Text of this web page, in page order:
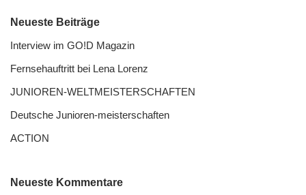
Neueste Beiträge
Interview im GO!D Magazin
Fernseh­auftritt bei Lena Lorenz
JUNIOREN-WELTMEISTER­SCHAFTEN
Deutsche Junioren-meister­schaften
ACTION
Neueste Kommentare